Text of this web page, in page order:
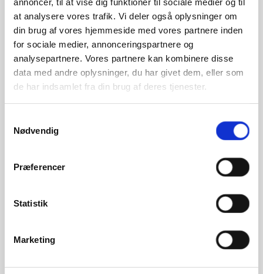
annoncer, til at vise dig funktioner til sociale medier og til
at analysere vores trafik. Vi deler også oplysninger om
din brug af vores hjemmeside med vores partnere inden
for sociale medier, annonceringspartnere og
analysepartnere. Vores partnere kan kombinere disse
data med andre oplysninger, du har givet dem, eller som
de har indsamlet fra din brug af deres tjenester.
Nødvendig
Præferencer
Statistik
Marketing
Føj til ønskeliste
Spørgsmål? Bestil et telefonopkald
Anmeldelser
SPECIFIKATIONER
Let AA-6061-aluminium